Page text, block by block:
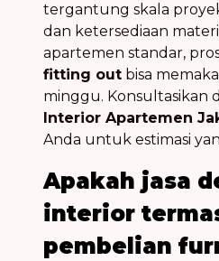
tergantung skala
dan ketersediaan
apartemen standar,
fitting out bisa
minggu. Konsultasikan
Interior Apartemen
Anda untuk estimasi
Apakah jasa
interior
pembelian